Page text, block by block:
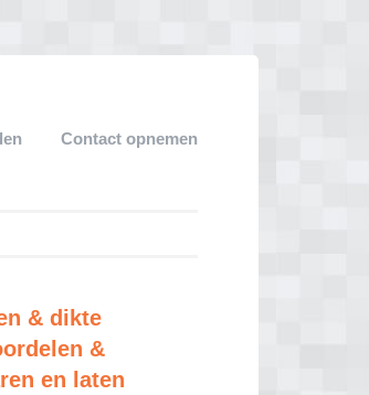
Contact opnemen
& dikte
&
en laten